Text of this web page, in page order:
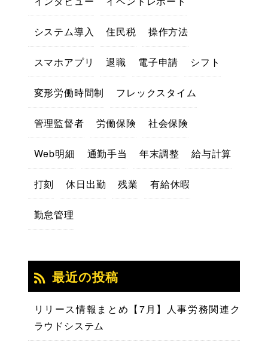
システム導入 住民税 操作方法
スマホアプリ 退職 電子申請 シフト
変形労働時間制 フレックスタイム
管理監督者 労働保険 社会保険
Web明細 通勤手当 年末調整 給与計算
打刻 休日出勤 残業 有給休暇
勤怠管理
最近の投稿
リリース情報まとめ【7月】人事労務関連ク
ラウドシステム